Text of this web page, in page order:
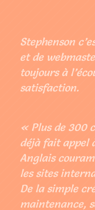
Stephenson
et de
toujours à
satisfaction.
« Plus de 300
déjà fait appel
Anglais
les sites
De la simple
maintenance,